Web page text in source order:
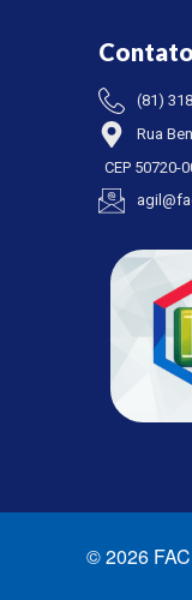
Contato
(81)
Rua
CEP 50720-
© 2026